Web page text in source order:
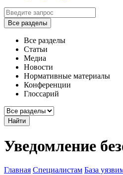
Все разделы
Все разделы
Статьи
Медиа
Новости
Нормативные материалы
Конференции
Глоссарий
Найти
Уведомление
Главная Специалистам База